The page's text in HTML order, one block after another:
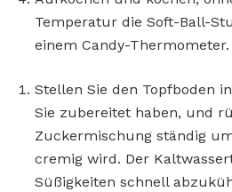
Temperatur die Soft-Ball-
einem Candy-Thermometer.
Stellen Sie den Topfboden
Sie zubereitet haben, und
Zuckermischung ständig
cremig wird. Der
Süßigkeiten schnell